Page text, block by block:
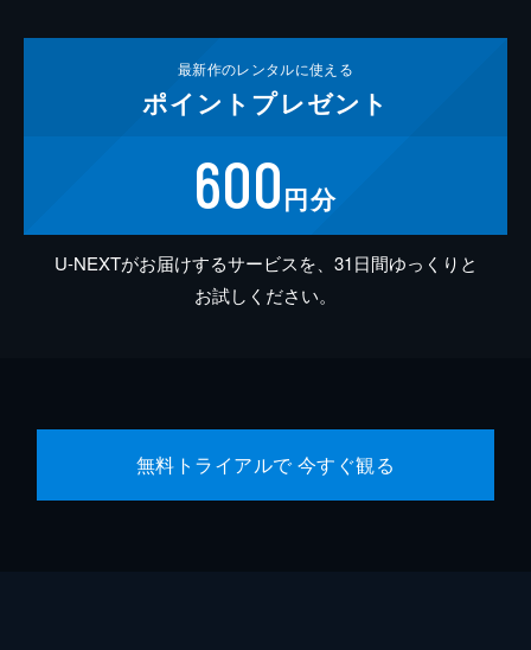
最新作のレンタルに使える
ポイント プレゼント
600円分
U-NEXTがお届けするサービスを、31日間ゆっくりと
お試しください。
無料トライアルで 今すぐ観る